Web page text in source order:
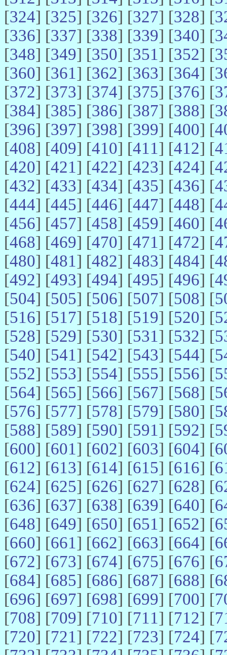
[324] [325] [326] [327] [328] [
[336] [337] [338] [339] [340] [
[348] [349] [350] [351] [352] [
[360] [361] [362] [363] [364] [
[372] [373] [374] [375] [376] [
[384] [385] [386] [387] [388] [
[396] [397] [398] [399] [400] [
[408] [409] [410] [411] [412] [
[420] [421] [422] [423] [424] [
[432] [433] [434] [435] [436] [
[444] [445] [446] [447] [448] [
[456] [457] [458] [459] [460] [
[468] [469] [470] [471] [472] [
[480] [481] [482] [483] [484] [
[492] [493] [494] [495] [496] [
[504] [505] [506] [507] [508] [
[516] [517] [518] [519] [520] [
[528] [529] [530] [531] [532] [
[540] [541] [542] [543] [544] [
[552] [553] [554] [555] [556] [
[564] [565] [566] [567] [568] [
[576] [577] [578] [579] [580] [
[588] [589] [590] [591] [592] [
[600] [601] [602] [603] [604] [
[612] [613] [614] [615] [616] [
[624] [625] [626] [627] [628] [
[636] [637] [638] [639] [640] [
[648] [649] [650] [651] [652] [
[660] [661] [662] [663] [664] [
[672] [673] [674] [675] [676] [
[684] [685] [686] [687] [688] [
[696] [697] [698] [699] [700] [
[708] [709] [710] [711] [712] [
[720] [721] [722] [723] [724] [